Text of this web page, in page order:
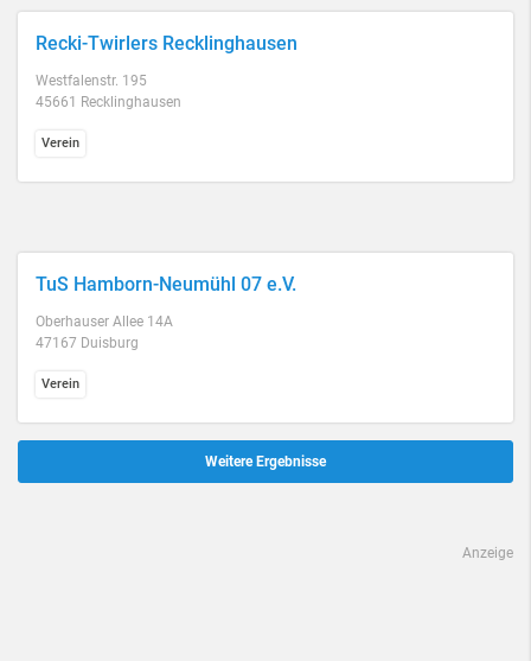
Recki-Twirlers Recklinghausen
Westfalenstr. 195
45661 Recklinghausen
Verein
TuS Hamborn-Neumühl 07 e.V.
Oberhauser Allee 14A
47167 Duisburg
Verein
Weitere Ergebnisse
Anzeige